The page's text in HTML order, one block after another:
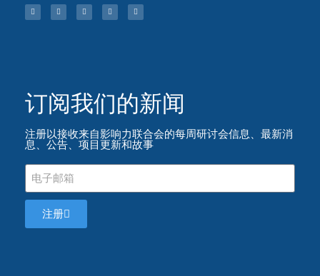
订阅我们的新闻​
注册以接收来自影响力联合会的每周研讨会信息、最新消
息、公告、项目更新和故事
注册